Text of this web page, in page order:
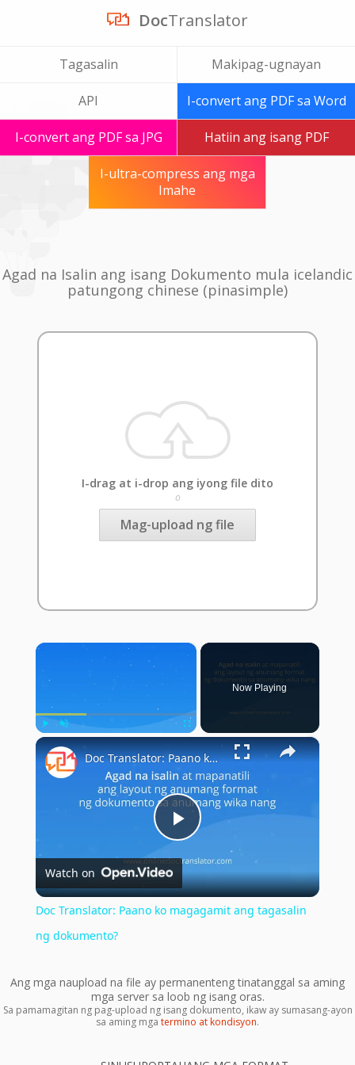
DocTranslator
Tagasalin Makipag-ugnayan
API I-convert ang PDF sa Word
I-convert ang PDF sa JPG Hatiin ang isang PDF
I-ultra-compress ang mga
Imahe
Agad na Isalin ang isang Dokumento mula icelandic
patungong chinese (pinasimple)
I-drag at i-drop ang iyong file dito
o
Mag-upload ng file
×
Play Unmute Fullscreen
Now Playing
×
Play
Video
Doc Translator: Paano ko magagamit ang tagasalin ng dokumento?
Watch on
Doc Translator: Paano ko magagamit ang tagasalin
ng dokumento?
Ang mga naupload na file ay permanenteng tinatanggal sa aming
mga server sa loob ng isang oras.
Sa pamamagitan ng pag-upload ng isang dokumento, ikaw ay sumasang-ayon
sa aming mga termino at kondisyon.